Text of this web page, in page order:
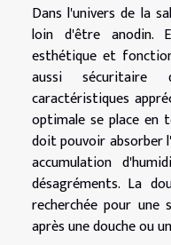
Dans l'univers de la
loin d'être anodin.
esthétique et
aussi sécuritaire
caractéristiques
optimale se place en
doit pouvoir absorber
accumulation
désagréments. La
recherchée pour une
après une douche ou